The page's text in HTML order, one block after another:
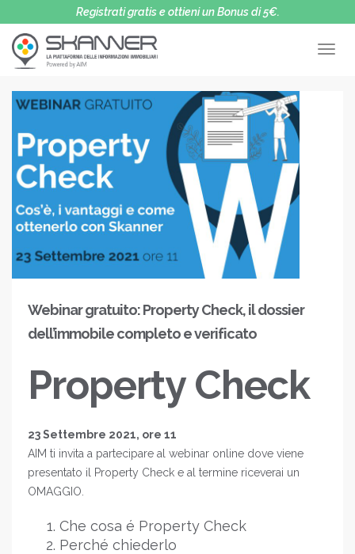
Video Blog Prova gratis Accedi Contatti
Registrati gratis e ottieni un Bonus di 5€.
Webinar gratuito: Property Check, il dossier
dell’immobile completo e verificato
Property Check
23 Settembre 2021, ore 11
AIM ti invita a partecipare al webinar online dove viene
presentato il Property Check e al termine riceverai un
OMAGGIO.
Che cosa é Property Check
Perché chiederlo